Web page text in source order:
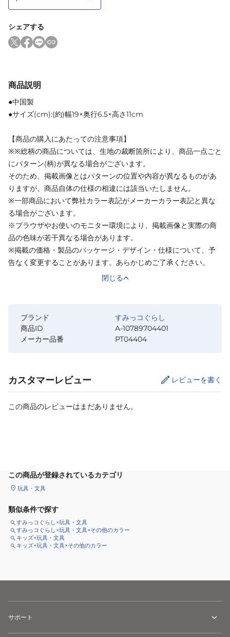
シェアする
商品説明
●中国製
●サイズ(cm):(約)幅19×奥行6.5×高さ11cm
【商品の購入にあたっての注意事項】
※※総柄の商品については、生地の裁断箇所により、商品一点ごと
にパターン(柄)が異なる場合がございます。
そのため、掲載画像とはパターンの位置や内容が異なるものがあ
りますが、商品自体の仕様の相違には該当いたしません。
※一部商品において弊社カラー表記がメーカーカラー表記と異な
る場合がございます。
※ブラウザやお使いのモニター環境により、掲載画像と実際の商
品の色味が若干異なる場合があります。
※掲載の価格・製品のパッケージ・デザイン・仕様について、予
告なく変更することがあります。あらかじめご了承ください。
閉じる
ブランド
すみっコぐらし
商品ID
A-10789704401
メーカー品番
PT04404
カスタマーレビュー レビューを書く
この商品のレビューはまだありません。
この商品が登録されているカテゴリ
玩具・文具
類似条件で探す
すみっコぐらし×玩具・文具
すみっコぐらし×玩具・文具×その他のカラー
キッズ×玩具・文具
キッズ×玩具・文具×その他のカラー
サポート